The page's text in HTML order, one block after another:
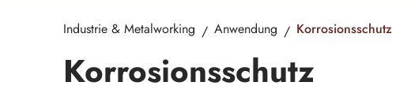
Industrie & Metalworking Anwendung Korrosionsschutz
Korrosionsschutz